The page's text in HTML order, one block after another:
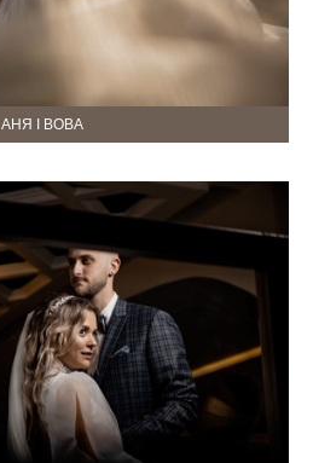
АНЯ І ВОВА